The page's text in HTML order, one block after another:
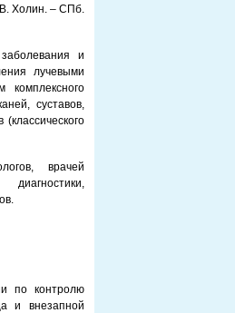
В. Холин. – СПб.
и
лучевыми
суставов,
врачей
по контролю
и внезапной